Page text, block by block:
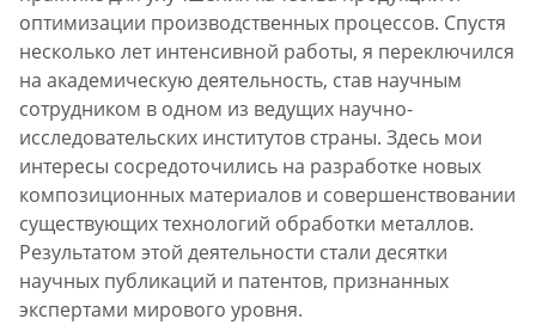
оптимизации производственных процессов. Спустя
несколько лет интенсивной работы, я переключился
на академическую деятельность, став научным
сотрудником в одном из ведущих научно-
исследовательских институтов страны. Здесь мои
интересы сосредоточились на разработке новых
композиционных материалов и совершенствовании
существующих технологий обработки металлов.
Результатом этой деятельности стали десятки
научных публикаций и патентов, признанных
экспертами мирового уровня.